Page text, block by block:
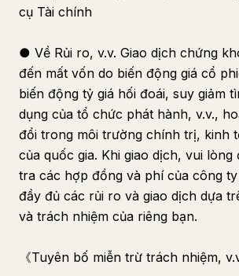
cụ Tài chính
● Về Rủi ro, v.v. Giao dịch chứng
đến mất vốn do biến động giá cổ
biến động tỷ giá hối đoái, suy giảm
dụng của tổ chức phát hành, v.v.,
đổi trong môi trường chính trị, kinh
của quốc gia. Khi giao dịch, vui lòng
tra các hợp đồng và phí của công
đầy đủ các rủi ro và giao dịch dựa
và trách nhiệm của riêng bạn.
《Tuyên bố miễn trừ trách nhiệm,